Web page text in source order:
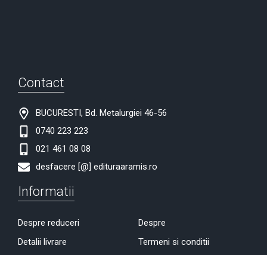
Contact
BUCURESTI, Bd. Metalurgiei 46-56
0740 223 223
021 461 08 08
desfacere [@] edituraaramis.ro
Informatii
Despre reduceri
Detalii livrare
Despre
Termeni si conditii